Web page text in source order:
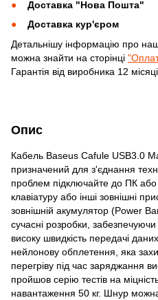
Опис
Кабель Baseus Cafule USB3.0
призначений для з'єднання
проблем підключайте до ПК або
клавіатуру або інші зовнішні
зовнішній акумулятор (Power
сучасні розробки,
високу швидкість передачі
нейлонову обплетення, яка
перегріву під час заряджання
пройшов серію тестів на
навантаження 50 кг. Шнур можна
Доставка "Нова Пошта"
Доставка кур'єром
Детальнішу інформацію про
можна знайти на сторінці
Гарантія від виробника 12